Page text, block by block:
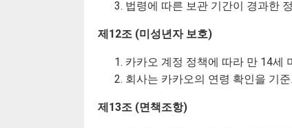
법령에 따른 보관 기간이 경과한
제12조 (미성년자 보호)
카카오 계정 정책에 따라 만 14세
회사는 카카오의 연령 확인을 기
제13조 (면책조항)